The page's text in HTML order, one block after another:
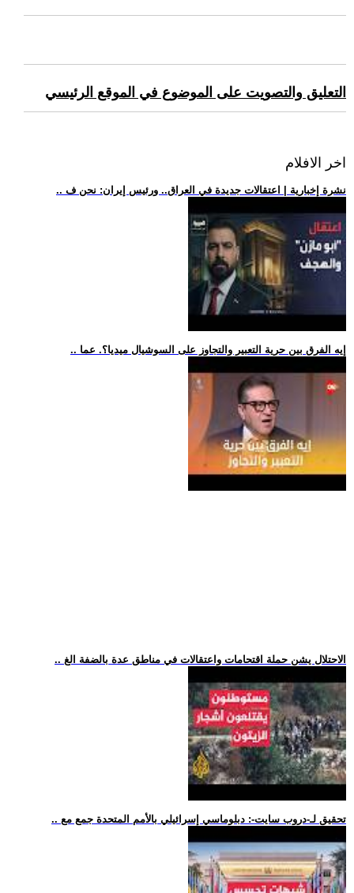
التعليق والتصويت على الموضوع في الموقع الرئيسي
اخر الافلام
.. نشرة إخبارية | اعتقالات جديدة في العراق.. ورئيس إيران: نحن ف
.. إيه الفرق بين حرية التعبير والتجاوز على السوشيال ميديا؟. عما
.. الاحتلال يشن حملة اقتحامات واعتقالات في مناطق عدة بالضفة الغ
.. تحقيق لـ-دروب سايت-: دبلوماسي إسرائيلي بالأمم المتحدة جمع مع